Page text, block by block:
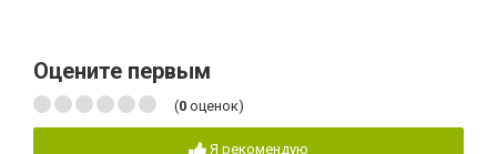
Оцените первым
(0 оценок)
Я рекомендую